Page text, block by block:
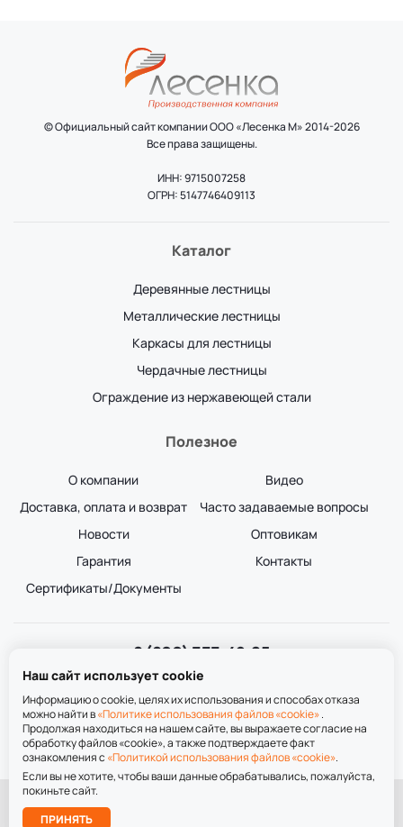
© Официальный сайт компании ООО «Лесенка М» 2014-2026
Все права защищены.
ИНН: 9715007258
ОГРН: 5147746409113
Каталог
Деревянные лестницы
Металлические лестницы
Каркасы для лестницы
Чердачные лестницы
Ограждение из нержавеющей стали
Полезное
О компании
Доставка, оплата и возврат
Новости
Гарантия
Сертификаты/Документы
Видео
Часто задаваемые вопросы
Оптовикам
Контакты
8 (800) 333-49-25
Звонок бесплатный
пн-пт 8:00-20:00
сб-вс 9:00-20:00
При использовании материалов сайта ссылка на сайт обязательна.
Политика обработки персональных данных
Наш сайт использует cookie
Информацию о cookie, целях их использования и способах отказа
можно найти в«Политике использования файлов «cookie».
Продолжая находиться на нашем сайте, вы выражаете согласие на
обработку файлов «cookie», а также подтверждаете факт
ознакомления с «Политикой использования файлов «cookie».
Если вы не хотите, чтобы ваши данные обрабатывались, пожалуйста,
покиньте сайт.
ПРИНЯТЬ
Подобрать
лестницу